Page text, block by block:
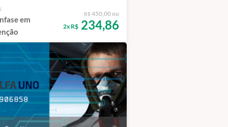
em
R$ 450,00 ou
2x R$234,86